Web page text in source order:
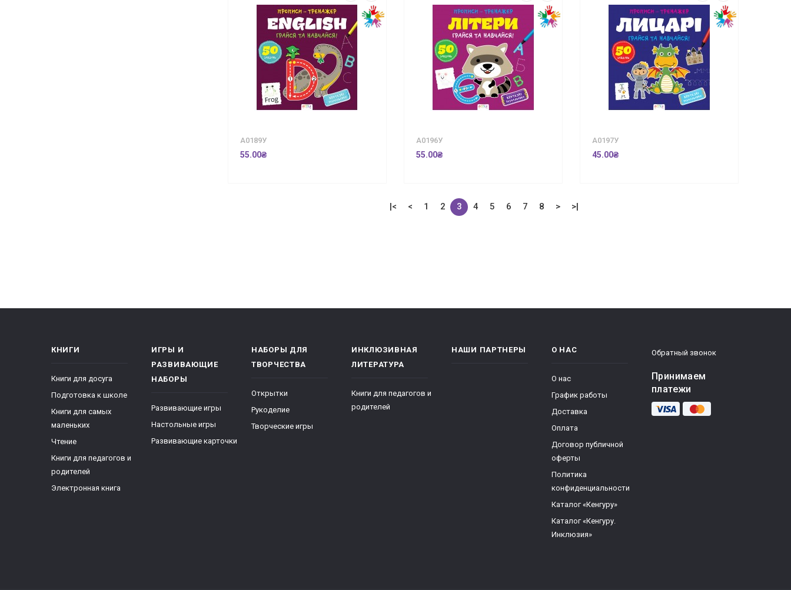
А0189У
55.00₴
А0196У
55.00₴
А0197У
45.00₴
|< < 1 2 3 4 5 6 7 8 > >|
КНИГИ
Книги для досуга
Подготовка к школе
Книги для самых
маленьких
Чтение
Книги для педагогов и
родителей
Электронная книга
ИГРЫ И
РАЗВИВАЮЩИЕ
НАБОРЫ
Развивающие игры
Настольные игры
Развивающие карточки
НАБОРЫ ДЛЯ
ТВОРЧЕСТВА
Открытки
Рукоделие
Творческие игры
ИНКЛЮЗИВНАЯ
ЛИТЕРАТУРА
Книги для педагогов и
родителей
НАШИ ПАРТНЕРЫ О НАС
О нас
График работы
Доставка
Оплата
Договор публичной
оферты
Политика
конфиденциальности
Каталог «Кенгуру»
Каталог «Кенгуру.
Инклюзия»
Обратный звонок
Принимаем
платежи